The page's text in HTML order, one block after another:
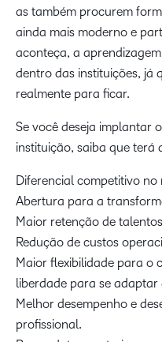
as também procurem
ainda mais moderno e
aconteça, a
dentro das instituições, já
realmente para ficar.
Se você deseja implantar
instituição, saiba que terá
Diferencial competitivo no
Abertura para a
Maior retenção de
Redução de custos
Maior flexibilidade para o
liberdade para se adaptar
Melhor desempenho e
profissional.